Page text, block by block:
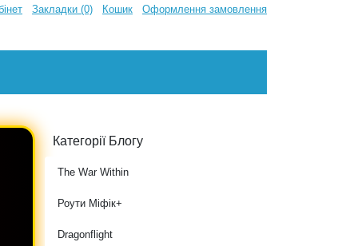
Закладки (0) Кошик Оформлення замовлення
Категорії Блогу
The War Within
Роути Міфік+
Dragonflight